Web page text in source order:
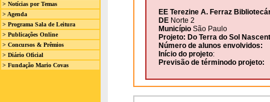
> Notícias por Temas
> Agenda
> Programa Sala de Leitura
> Publicações Online
> Concursos & Prêmios
> Diário Oficial
> Fundação Mario Covas
EE Terezine A. Ferraz
DENorte 2
Município São Paulo
Projeto: Do Terra do Sol
Número de alunos envolvidos:
Início do projeto:
Previsão de términodo projeto: